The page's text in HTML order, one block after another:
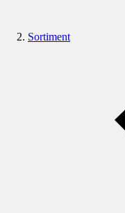
Sortiment